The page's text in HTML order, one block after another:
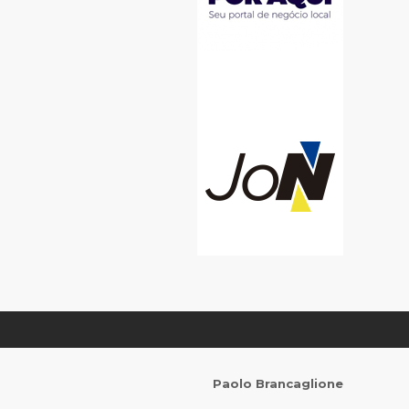
Paolo Brancaglione